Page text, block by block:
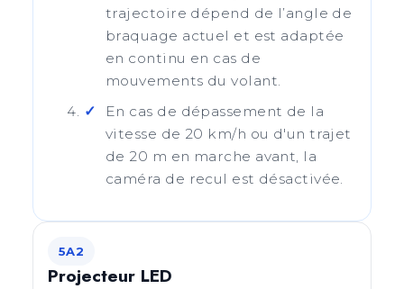
trajectoire dépend de l’angle de
braquage actuel et est adaptée
en continu en cas de
mouvements du volant.
En cas de dépassement de la
vitesse de 20 km/h ou d'un trajet
de 20 m en marche avant, la
caméra de recul est désactivée.
5A2
Projecteur LED